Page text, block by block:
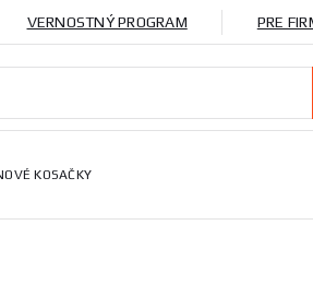
VERNOSTNÝ PROGRAM PRE
KOSAČKY